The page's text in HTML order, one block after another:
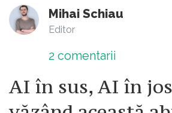
Mihai Schiau
Editor
2 comentarii
AI în sus, AI în